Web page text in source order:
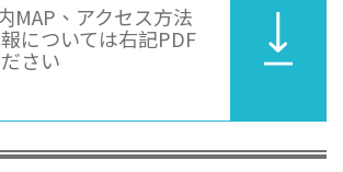
MAP、アクセス方法
については右記PDF
さい